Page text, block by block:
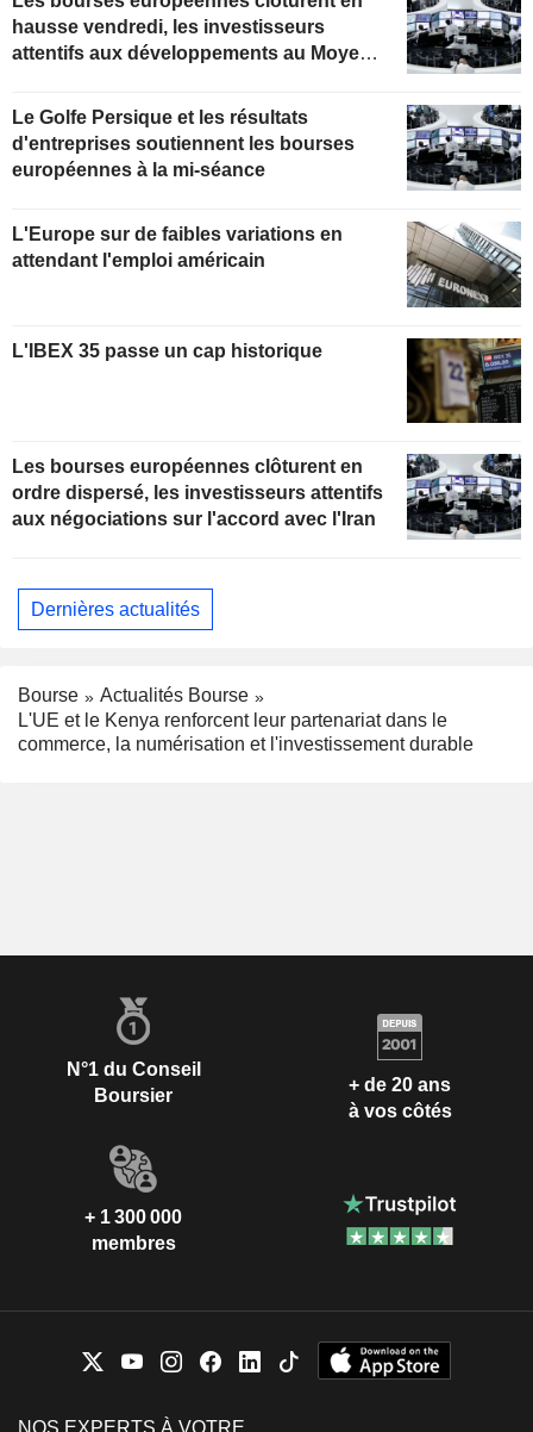
hausse vendredi, les investisseurs
attentifs aux développements au Moyen-
Le Golfe Persique et les résultats
d'entreprises soutiennent les bourses
européennes à la mi-séance
L'Europe sur de faibles variations en
attendant l'emploi américain
L'IBEX 35 passe un cap historique
Les bourses européennes clôturent en
ordre dispersé, les investisseurs attentifs
aux négociations sur l'accord avec l'Iran
Dernières actualités
Bourse
Actualités Bourse
L'UE et le Kenya renforcent leur partenariat dans le
commerce, la numérisation et l'investissement durable
N°1 du Conseil
Boursier
+ de 20 ans
à vos côtés
+ 1 300 000
membres